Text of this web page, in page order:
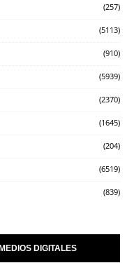
(257)
(5113)
(910)
(5939)
(2370)
(1645)
(204)
(6519)
(839)
DIGITALES